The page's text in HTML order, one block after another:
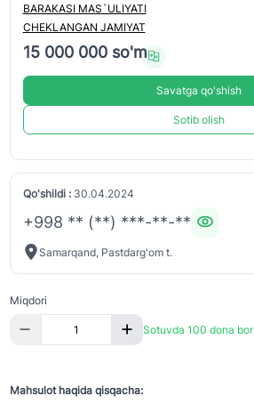
BARAKASI MAS`ULIYATI
CHEKLANGAN JAMIYAT
15 000 000 so'm
Savatga qo'shish
Sotib olish
Qo'shildi :30.04.2024
+998 ** (**) ***-**-**
Samarqand, Pastdarg'om t.
Miqdori
Sotuvda 100 dona bor
Mahsulot haqida qisqacha: